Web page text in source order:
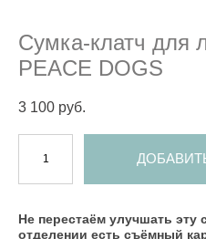
Cумка-клатч для
PEACE DOGS
3 100 pуб.
Не перестаём улучшать эту
отделении есть съёмный